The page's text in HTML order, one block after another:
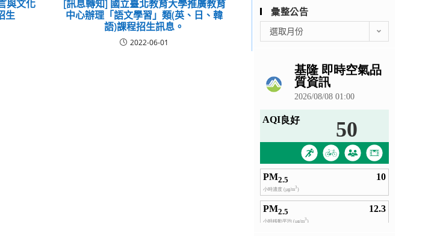
與文化
生
[訊息轉知] 國立臺北教育大學推廣教育
中心辦理「語文學習」類(英、日、韓
語)課程招生訊息。
2022-06-01
彙整公告
整
選取月份